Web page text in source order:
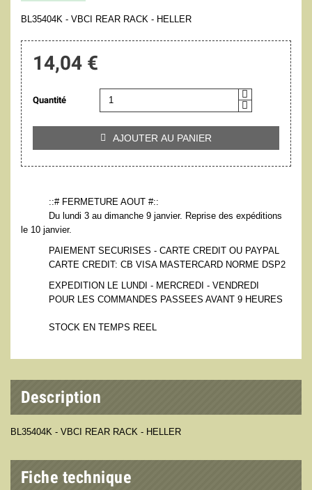
BL35404K - VBCI REAR RACK - HELLER
14,04 €
Quantité
 AJOUTER AU PANIER
::# FERMETURE AOUT #::
Du lundi 3 au dimanche 9 janvier. Reprise des expéditions
le 10 janvier.
PAIEMENT SECURISES - CARTE CREDIT OU PAYPAL
CARTE CREDIT: CB VISA MASTERCARD NORME DSP2
EXPEDITION LE LUNDI - MERCREDI - VENDREDI
POUR LES COMMANDES PASSEES AVANT 9 HEURES
STOCK EN TEMPS REEL
Description
BL35404K - VBCI REAR RACK - HELLER
Fiche technique